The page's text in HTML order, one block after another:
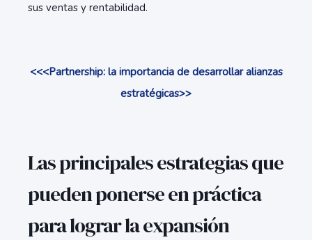
sus ventas y rentabilidad.
<<<Partnership: la importancia de desarrollar alianzas
estratégicas>>
Las principales estrategias que
pueden ponerse en práctica
para lograr la expansión